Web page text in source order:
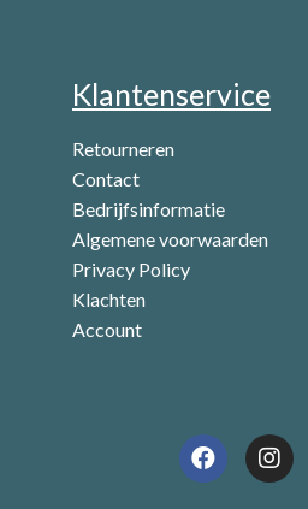
Klantenservice
Retourneren
Contact
Bedrijfsinformatie
Algemene voorwaarden
Privacy Policy
Klachten
Account